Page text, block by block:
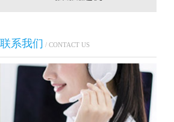
联系我们 / CONTACT US